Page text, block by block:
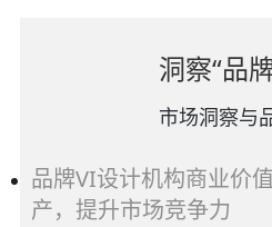
作
者
洞察“品
市场洞察与
品牌VI设计机构商业价
产，提升市场竞争力